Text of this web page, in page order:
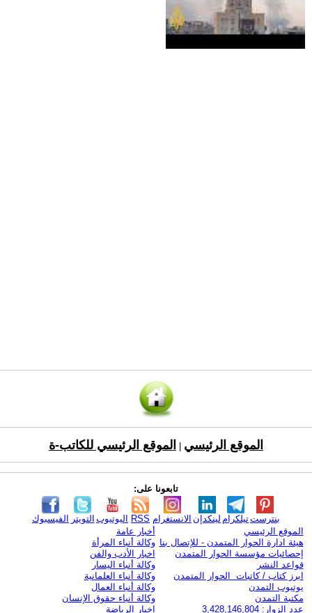
الموقع الرئيسي الموقع الرئيسي للكاتب-ة
تابعونا على:
الفيسبوك التويتر اليوتيوب RSS الانستغرام لينكدإن تيلكرامبنترست
الموقع الرئيسي
هيئة ادارة الحوار المتمدن - للإتصال بنا
إحصائيات مؤسسة الحوار المتمدن
قواعد النشر
ابرز كتاب / كاتبات الحوار المتمدن
يوتيوب التمدن
مكتبة التمدن
عدد الزوار: 3,428,146,804
أخبار عامة
وكالة أنباء المرأة
اخبار الأدب والفن
وكالة أنباء اليسار
وكالة أنباء العلمانية
وكالة أنباء العمال
وكالة أنباء حقوق الإنسان
اخبار الرياضة